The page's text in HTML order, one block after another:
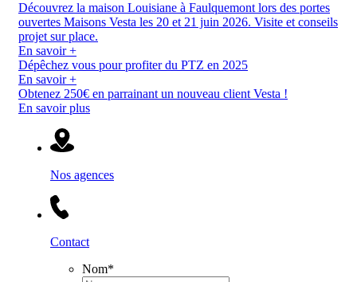
Découvrez la maison Louisiane à Faulquemont lors des portes
ouvertes Maisons Vesta les 20 et 21 juin 2026. Visite et conseils
projet sur place.
En savoir +
Dépêchez vous pour profiter du PTZ en 2025
En savoir +
Obtenez 250€ en parrainant un nouveau client Vesta !
En savoir plus
Nos agences
Contact
Nom*